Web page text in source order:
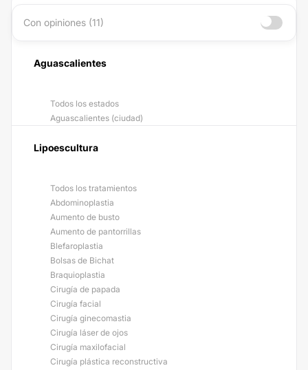
Con opiniones (11)
Aguascalientes
Todos los estados
Aguascalientes (ciudad)
Lipoescultura
Todos los tratamientos
Abdominoplastia
Aumento de busto
Aumento de pantorrillas
Blefaroplastia
Bolsas de Bichat
Braquioplastia
Cirugía de papada
Cirugía facial
Cirugía ginecomastia
Cirugía láser de ojos
Cirugía maxilofacial
Cirugía plástica reconstructiva